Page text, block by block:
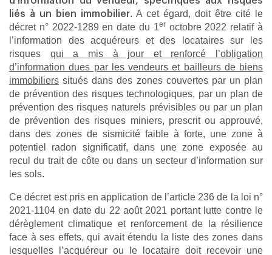
liés à un bien immobilier. A cet égard, doit être cité le
décret n° 2022-1289 en date du 1er octobre 2022 relatif à
l’information des acquéreurs et des locataires sur les
risques qui a mis à jour et renforcé l’obligation
d’information dues par les vendeurs et bailleurs de biens
immobiliers situés dans des zones couvertes par un plan
de prévention des risques technologiques, par un plan de
prévention des risques naturels prévisibles ou par un plan
de prévention des risques miniers, prescrit ou approuvé,
dans des zones de sismicité faible à forte, une zone à
potentiel radon significatif, dans une zone exposée au
recul du trait de côte ou dans un secteur d’information sur
les sols.
Ce décret est pris en application de l’article 236 de la loi n°
2021-1104 en date du 22 août 2021 portant lutte contre le
dérèglement climatique et renforcement de la résilience
face à ses effets, qui avait étendu la liste des zones dans
lesquelles l’acquéreur ou le locataire doit recevoir une